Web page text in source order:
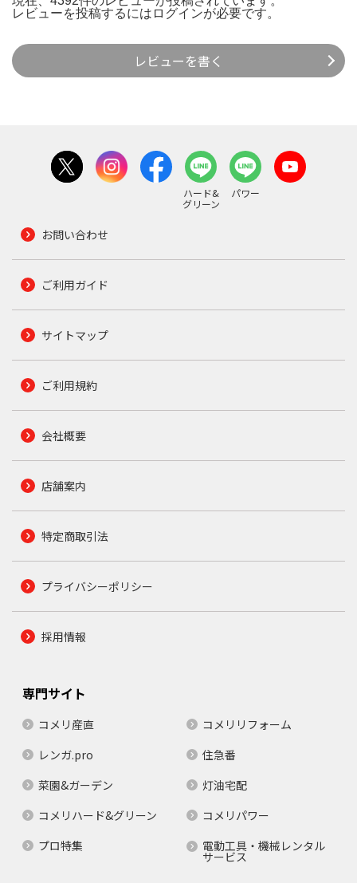
レビューを投稿するには ログインが必要です。
レビューを書く
ハード&
グリーン
パワー
お問い合わせ
ご利用ガイド
サイトマップ
ご利用規約
会社概要
店舗案内
特定商取引法
プライバシーポリシー
採用情報
専門サイト
コメリ産直
コメリリフォーム
レンガ.pro
住急番
菜園&ガーデン
灯油宅配
コメリハード&グリーン
コメリパワー
プロ特集
電動工具・機械レンタル
サービス